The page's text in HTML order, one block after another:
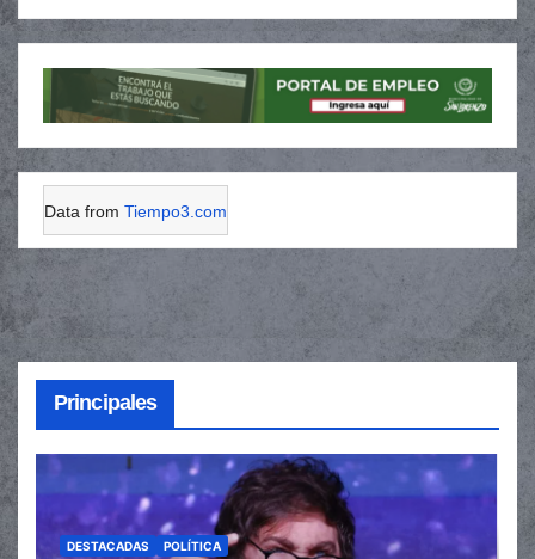
Data from Tiempo3.com
Principales
DESTACADAS POLÍTICA